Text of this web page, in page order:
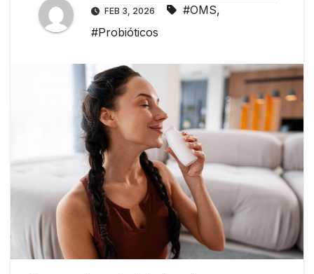
FEB 3, 2026 #OMS,
#Probióticos